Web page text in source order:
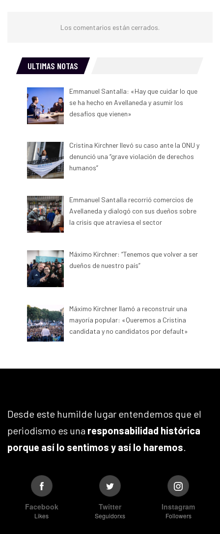
Los comentarios están cerrados.
ULTIMAS NOTAS
Emmanuel Santalla: «Hay que cuidar lo que
se ha hecho en Avellaneda y asumir los
desafíos que vienen»
Cristina Kirchner llevó su caso ante la ONU y
denunció una “grave violación de derechos
humanos”
Emmanuel Santalla recorrió comercios de
Avellaneda y dialogó con sus dueños sobre
la crisis que atraviesa el sector
Máximo Kirchner: “Tenemos que volver a ser
dueños de nuestro país”
Máximo Kirchner llamó a reconstruir una
mayoría popular: «Queremos a Cristina
candidata y no candidatos por default»
Desde este humilde lugar entendemos que el
periodismo es una responsabilidad histórica
porque así lo sentimos y así lo haremos.
Facebook
Likes
Twitter
Seguidorxs
Instagram
Followers